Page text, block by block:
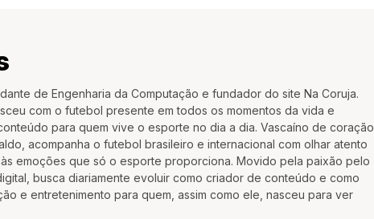
de Engenharia da Computação e fundador do site Na Coruja.
com o futebol presente em todos os momentos da vida e
para quem vive o esporte no dia a dia. Vascaíno de coração
acompanha o futebol brasileiro e internacional com olhar atento
emoções que só o esporte proporciona. Movido pela paixão pelo
busca diariamente evoluir como criador de conteúdo e como
e entretenimento para quem, assim como ele, nasceu para ver